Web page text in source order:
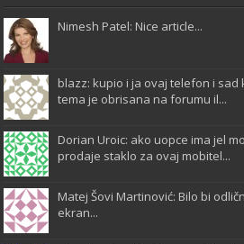
Nimesh Patel: Nice article...
blazz: kupio i ja ovaj telefon i sad
tema je obrisana na forumu il...
Dorian Uroic: ako uopce ima jel
prodaje staklo za ovaj mobitel...
Matej Šovi Martinović: Bilo bi
ekran...